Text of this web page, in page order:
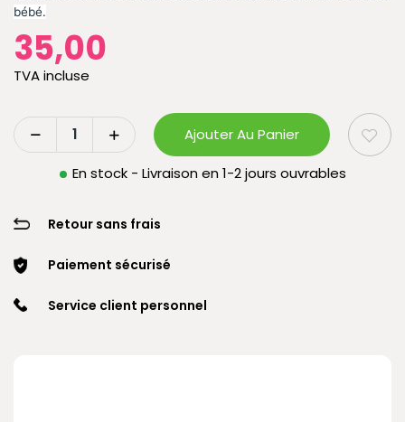
bébé.
35,00
TVA incluse
Ajouter Au Panier
En stock - Livraison en 1-2 jours ouvrables
Retour sans frais
Paiement sécurisé
Service client personnel